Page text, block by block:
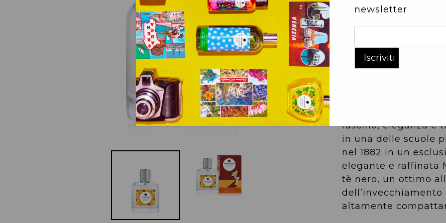
patchouli,
Fragranza elegante
momento in cui lo
sua stoccata
Geranio si
Ylang, per
legni. La scherma
fascino, eleganza e
in una delle scuole
nel 1882 in un
elegante e raffinata
tè nero, un ottimo
altamente
newsletter